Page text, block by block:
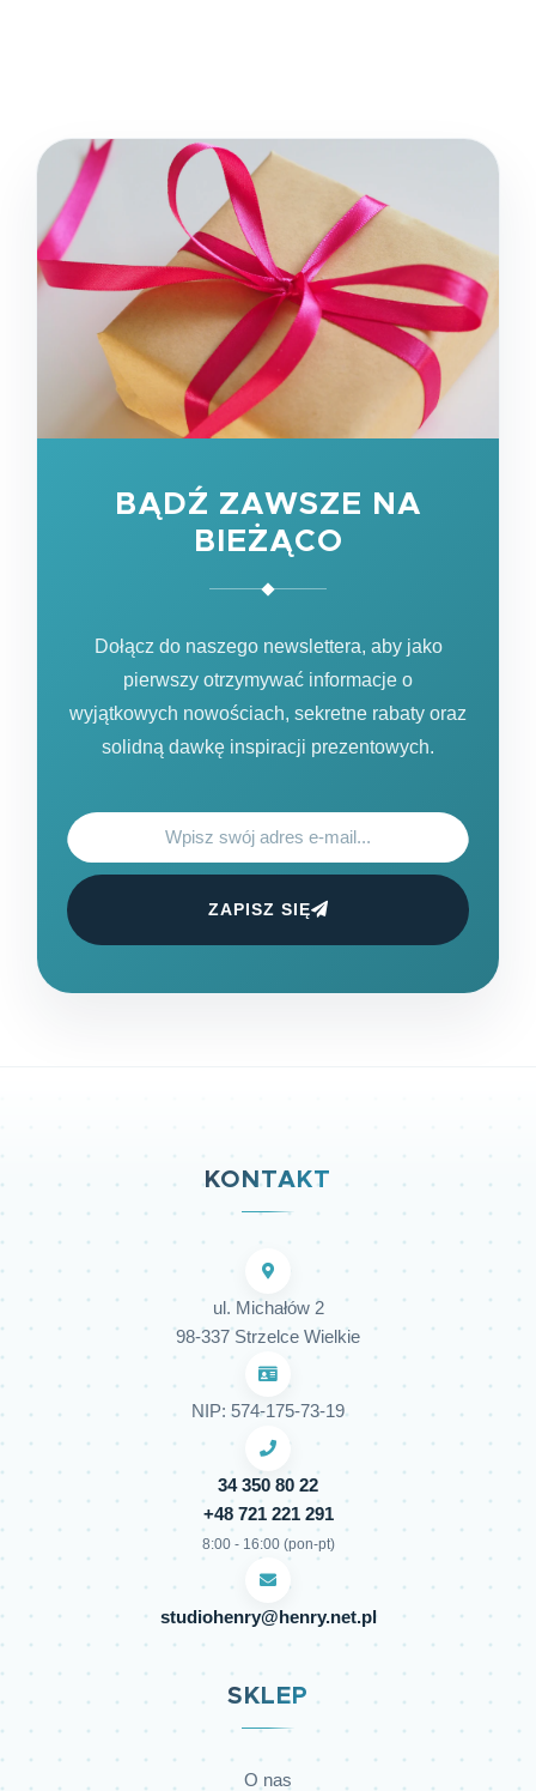
BĄDŹ ZAWSZE NA
BIEŻĄCO
Dołącz do naszego newslettera, aby jako
pierwszy otrzymywać informacje o
wyjątkowych nowościach, sekretne rabaty oraz
solidną dawkę inspiracji prezentowych.
ZAPISZ SIĘ
KONTAKT
ul. Michałów 2
98-337 Strzelce Wielkie
NIP: 574-175-73-19
34 350 80 22
+48 721 221 291
8:00 - 16:00 (pon-pt)
studiohenry@henry.net.pl
SKLEP
O nas